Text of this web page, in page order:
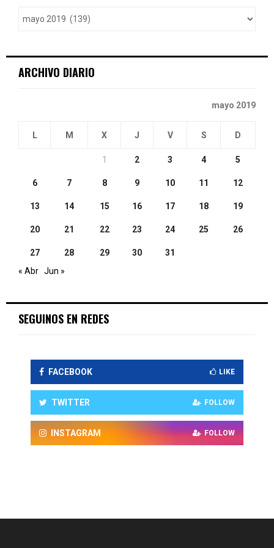
ARCHIVO DIARIO
mayo 2019
L M X J V S D
1 2 3 4 5
6 7 8 9 10 11 12
13 14 15 16 17 18 19
20 21 22 23 24 25 26
27 28 29 30
31
« Abr Jun »
SEGUINOS EN REDES
FACEBOOK LIKE
TWITTER FOLLOW
INSTAGRAM FOLLOW